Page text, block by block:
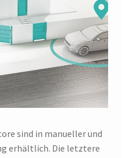
sind in manueller und
erhältlich. Die letztere